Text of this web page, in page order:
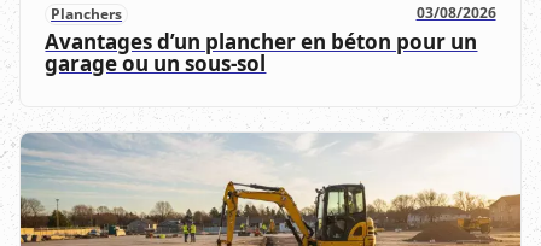
Planchers 03/08/2026
Avantages d’un plancher en béton pour un
garage ou un sous-sol